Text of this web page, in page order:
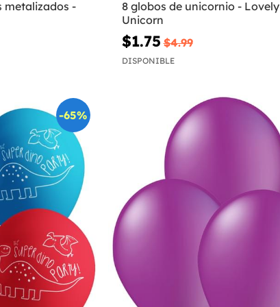
metalizados -
8 globos de unicornio - Lovely
Unicorn
$1.75 $4.99
DISPONIBLE
-65%